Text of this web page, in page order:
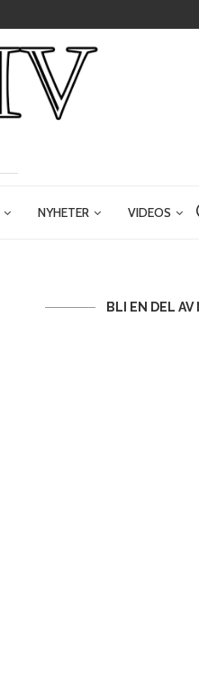
NYHETER VIDEOS
BLI EN DEL